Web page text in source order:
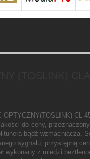
OPTYCZNY(TOSLINK) CL
do ceny,
bądź wzmacniacza.
sygnału, przystępną
wykonany z miedzi